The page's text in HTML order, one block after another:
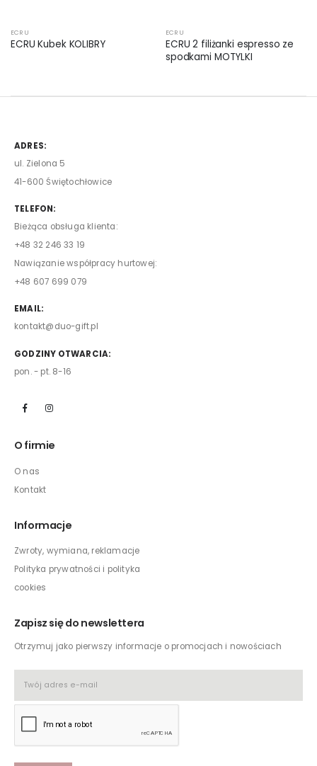
ECRU
ECRU Kubek KOLIBRY
ECRU
ECRU 2 filiżanki espresso ze
spodkami MOTYLKI
ADRES:
ul. Zielona 5
41-600 Świętochłowice
TELEFON:
Bieżąca obsługa klienta:
+48 32 246 33 19
Nawiązanie współpracy hurtowej:
+48 607 699 079
EMAIL:
kontakt@duo-gift.pl
GODZINY OTWARCIA:
pon. - pt. 8-16
O firmie
O nas
Kontakt
Informacje
Zwroty, wymiana, reklamacje
Polityka prywatności i polityka
cookies
Zapisz się do newslettera
Otrzymuj jako pierwszy informacje o promocjach i nowościach